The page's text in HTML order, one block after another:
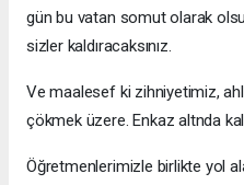
gün bu vatan somut olarak
sizler kaldıracaksınız.
Ve maalesef ki zihniyetimiz,
çökmek üzere. Enkaz altnda
Öğretmenlerimizle birlikte yol